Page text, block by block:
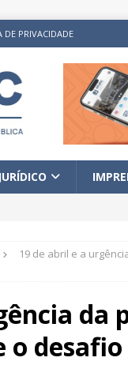
DE PRIVACIDADE
JURÍDICO
19 de abril e a
da
o